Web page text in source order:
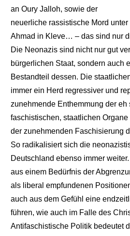
an Oury Jalloh, sowie der
neuerliche rassistische Mord
Ahmad in Kleve… – das sind nur
Die Neonazis sind nicht nur gut
bürgerlichen Staat, sondern auch
Bestandteil dessen. Die
immer ein Herd regressiver und
zunehmende Enthemmung der eh
faschistischen, staatlichen
der zunehmenden Faschisierung
So radikalisiert sich die
Deutschland ebenso immer
aus einem Bedürfnis der
als liberal empfundenen
auch aus dem Gefühl eine
führen, wie auch im Falle des
Antifaschistische Politik bedeutet